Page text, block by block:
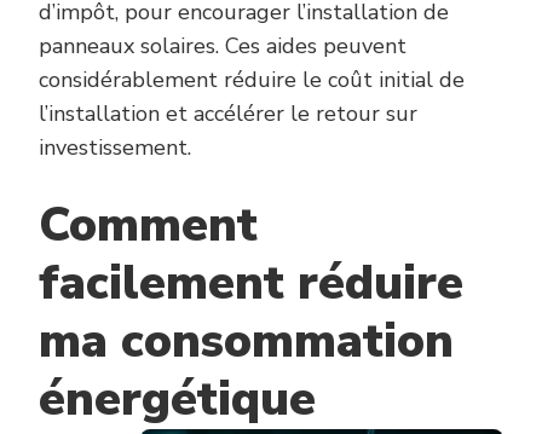
d’impôt, pour encourager l’installation de
panneaux solaires. Ces aides peuvent
considérablement réduire le coût initial de
l’installation et accélérer le retour sur
investissement.
Comment
facilement réduire
ma consommation
énergétique